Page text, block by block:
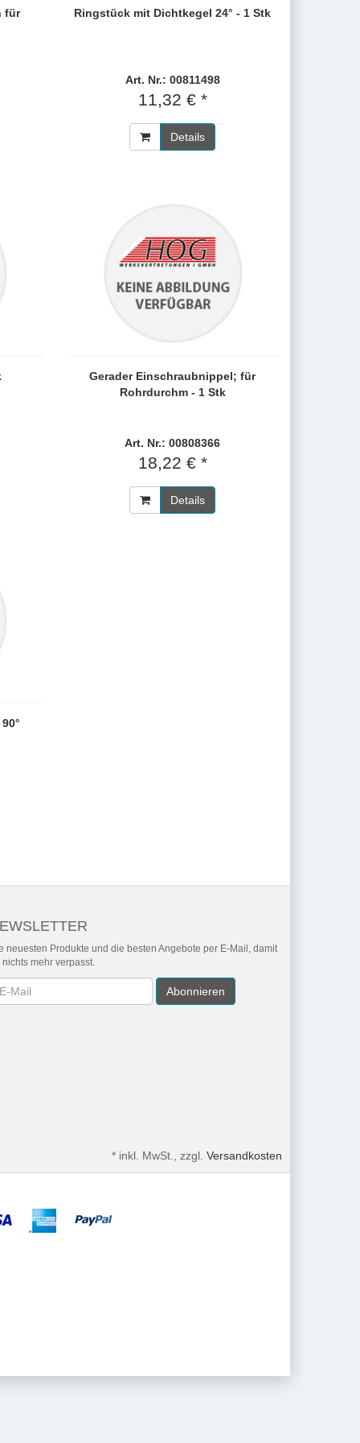
für Ringstück mit Dichtkegel 24° - 1 Stk
Art. Nr.: 00811498
11,32 € *
Details
Gerader Einschraubnippel; für
Rohrdurchm - 1 Stk
Art. Nr.: 00808366
18,22 € *
Details
neuesten Produkte und die besten Angebote per E-Mail, damit
nichts mehr verpasst.
Abonnieren
* inkl. MwSt., zzgl. Versandkosten